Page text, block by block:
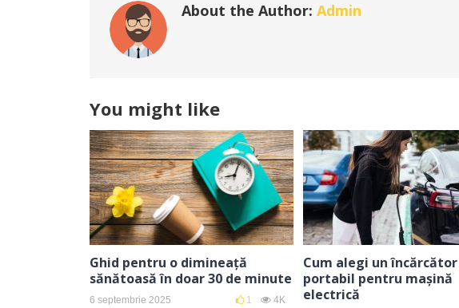
About the Author: Admin
You might like
Ghid pentru o dimineață
sănătoasă în doar 30 de minute
6 septembrie 2025 1 4K
Cum alegi un încărcător
portabil pentru mașină
electrică